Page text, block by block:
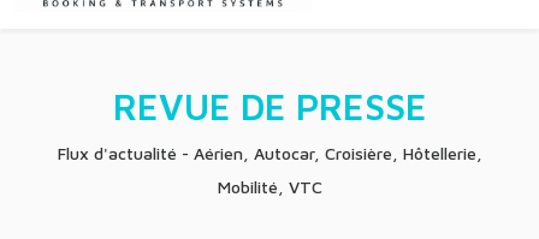
REVUE DE PRESSE
Flux d'actualité - Aérien, Autocar, Croisière, Hôtellerie,
Mobilité, VTC